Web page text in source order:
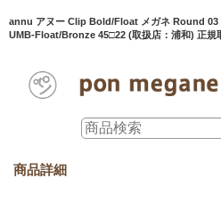
annu アヌー Clip Bold/Float メガネ Round 03
UMB-Float/Bronze 45□22 (取扱店：浦和) 正規
商品詳細